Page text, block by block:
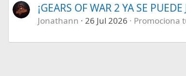
¡GEARS OF WAR 2 YA SE
Jonathann 26 Jul 2026 Promociona